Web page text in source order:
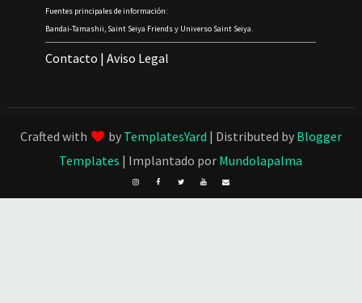
Fuentes principales de información:
Bandai-Tamashii, Saint Seiya Friends y Universo Saint Seiya.
Contacto |Aviso Legal
Crafted with by TemplatesYard | Distributed by Blogger
Templates | Implantado por Mundolapalma